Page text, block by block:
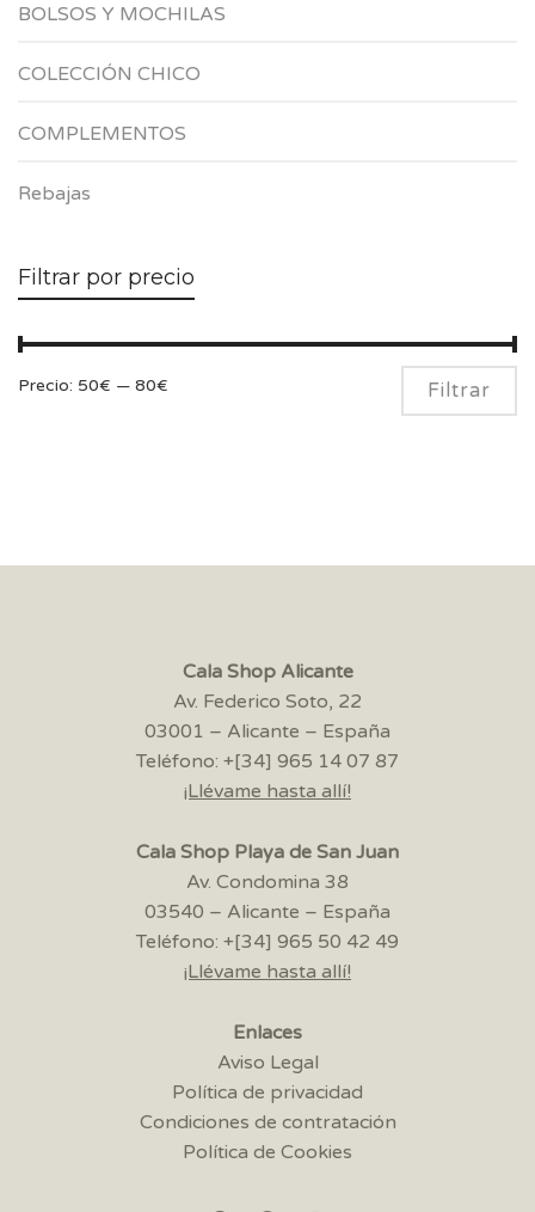
BOLSOS Y MOCHILAS
COLECCIÓN CHICO
COMPLEMENTOS
Rebajas
Filtrar por precio
Filtrar
Precio: 50€ — 80€
Cala Shop Alicante
Av. Federico Soto, 22
03001 – Alicante – España
Teléfono: +[34] 965 14 07 87
¡Llévame hasta allí!
Cala Shop Playa de San Juan
Av. Condomina 38
03540 – Alicante – España
Teléfono: +[34] 965 50 42 49
¡Llévame hasta allí!
Enlaces
Aviso Legal
Política de privacidad
Condiciones de contratación
Política de Cookies